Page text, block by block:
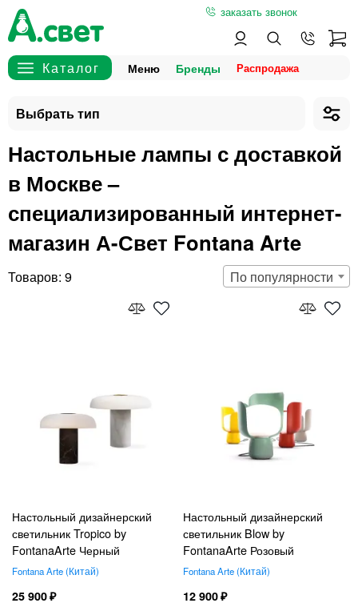
заказать звонок
Меню Бренды
Настольные лампы с доставкой
в Москве –
специализированный интернет-
магазин А-Свет Fontana Arte
9 По популярности
Настольный дизайнерский
светильник Tropico by
FontanaArte Черный
Fontana Arte Китай
25 900
Настольный дизайнерский
светильник Blow by
FontanaArte Розовый
Fontana Arte Китай
12 900